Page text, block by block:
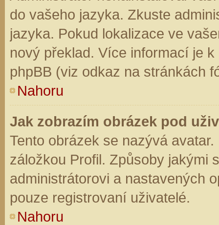
do vašeho jazyka. Zkuste
jazyka. Pokud lokalizace ve
nový překlad. Více informací je
phpBB (viz odkaz na stránkách
Nahoru
Jak zobrazím obrázek pod
Tento obrázek se nazývá
záložkou Profil. Způsoby jakými
administrátorovi a nastavených
pouze registrovaní uživatelé.
Nahoru